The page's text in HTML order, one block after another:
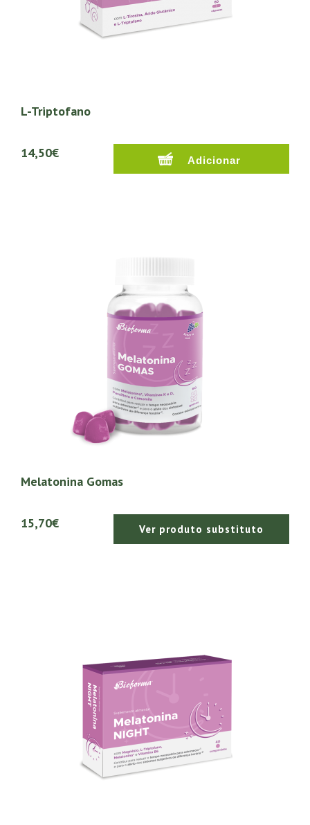
L-Triptofano
14,50€
Melatonina Gomas
15,70€ Ver produto substituto